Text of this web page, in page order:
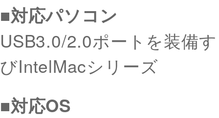
■対応パソコン
USB3.0/2.0ポートを装備
びIntelMacシリーズ
■対応OS